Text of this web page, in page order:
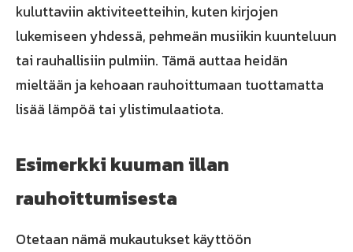
kuluttaviin aktiviteetteihin, kuten kirjojen
lukemiseen yhdessä, pehmeän musiikin kuunteluun
tai rauhallisiin pulmiin. Tämä auttaa heidän
mieltään ja kehoaan rauhoittumaan tuottamatta
lisää lämpöä tai ylistimulaatiota.
Esimerkki kuuman illan
rauhoittumisesta
Otetaan nämä mukautukset käyttöön